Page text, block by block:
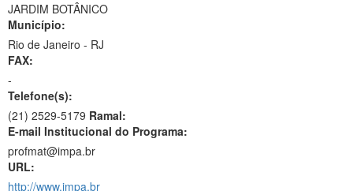
JARDIM BOTÂNICO
Município:
Rio de Janeiro - RJ
FAX:
-
Telefone(s):
(21) 2529-5179 Ramal:
E-mail Institucional do Programa:
profmat@impa.br
URL:
http://www.impa.br